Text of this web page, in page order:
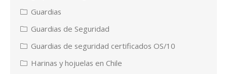
Guardias
Guardias de Seguridad
Guardias de seguridad certificados OS/10
Harinas y hojuelas en Chile